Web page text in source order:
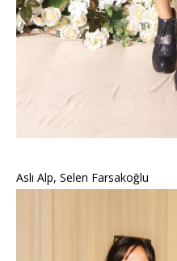
Aslı Alp, Selen Farsakoğlu